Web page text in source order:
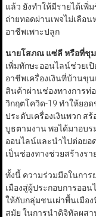
แล้ว ยังทำให้มีรายได้เพิ่
ถ่ายทอดผ่านเพจไม่เลือ
อาชีพเพาะปลูก
นายโสภณ แซ่ลี หรือที่ชุม
เพิ่มทักษะออนไลน์ช่วยเ
อาชีพเครื่องเงินที่บ้านขุ
สินค้าผ่านช่องทางการท่
วิกฤตโควิด-19 ทำให้ยอ
ประดับเครื่องเงินพวก ส
บูธตามงาน พอได้มาอบร
ออนไลน์และนำไปต่อยอ
เป็นช่องทางช่วยสร้างร
ทั้งนี้ ความร่วมมือในกา
เมืองสู่ผู้ประกอบการออ
ให้กับกลุ่มชนเผ่าพื้นเมือ
สมัย ในการนำดิจิทัลผส